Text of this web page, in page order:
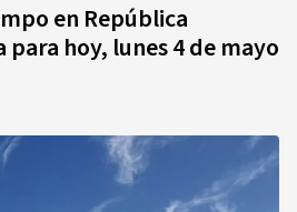
en República
hoy, lunes 4 de mayo